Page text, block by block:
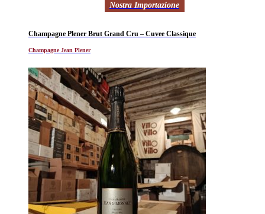
Nostra Importazione
Champagne Plener Brut Grand Cru – Cuvee Classique
Champagne Jean Plener